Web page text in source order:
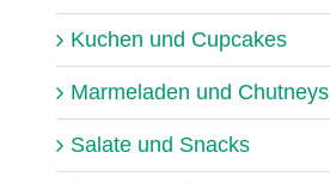
Kuchen und Cupcakes
Marmeladen und Chutneys
Salate und Snacks